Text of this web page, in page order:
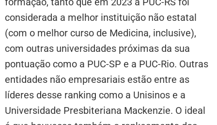
considerada a melhor instituição não estatal
(com o melhor curso de Medicina, inclusive),
com outras universidades próximas da sua
pontuação como a PUC-SP e a PUC-Rio. Outras
entidades não empresariais estão entre as
líderes desse ranking como a Unisinos e a
Universidade Presbiteriana Mackenzie. O ideal